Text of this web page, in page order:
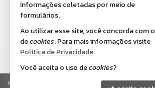
cadastre seu imóvel
imóveis favoritos
mapa de imóveis
© Política de
informações coletadas por meio de
formulários.
Ao utilizar esse site, você concorda com
decookies. Para mais informações visite
Política de Privacidade.
Você aceita o uso decookies?